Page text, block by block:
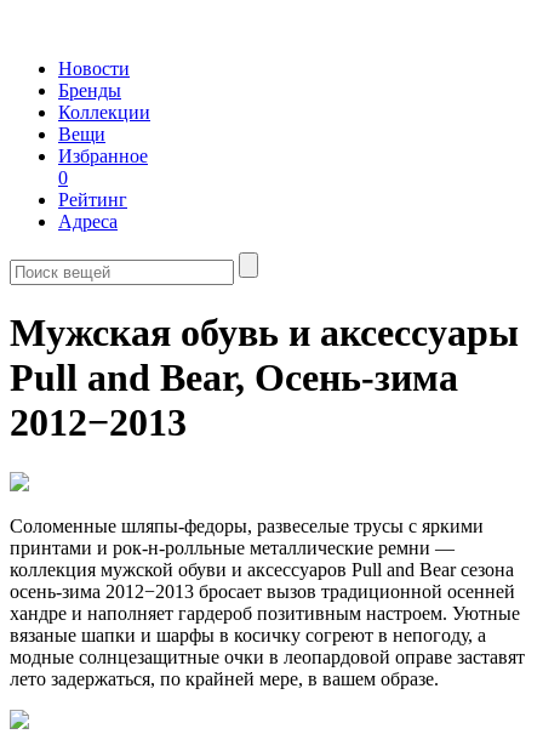
Новости
Бренды
Коллекции
Вещи
Избранное
0
Рейтинг
Адреса
Мужская обувь и аксессуары
Pull and Bear, Осень-зима
2012−2013
Соломенные шляпы-федоры, развеселые трусы с яркими
принтами и рок-н-ролльные металлические ремни —
коллекция мужской обуви и аксессуаров Pull and Bear сезона
осень-зима 2012−2013 бросает вызов традиционной осенней
хандре и наполняет гардероб позитивным настроем. Уютные
вязаные шапки и шарфы в косичку согреют в непогоду, а
модные солнцезащитные очки в леопардовой оправе заставят
лето задержаться, по крайней мере, в вашем образе.